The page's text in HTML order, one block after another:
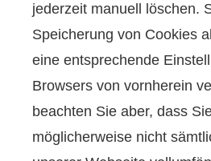
jederzeit manuell löschen.
Speicherung von Cookies
eine entsprechende
Browsers von vornherein
beachten Sie aber, dass
möglicherweise nicht